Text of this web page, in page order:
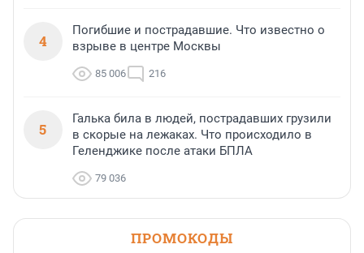
4
Погибшие и пострадавшие. Что известно о
взрыве в центре Москвы
85 006 216
5
Галька била в людей, пострадавших грузили
в скорые на лежаках. Что происходило в
Геленджике после атаки БПЛА
79 036
ПРОМОКОДЫ